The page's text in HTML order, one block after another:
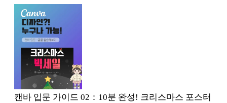
캔바 입문 가이드 02：10분 완성! 크리스마스 포스터